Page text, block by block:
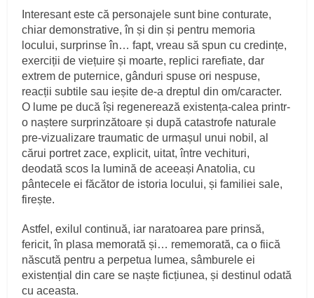
Interesant este că personajele sunt bine conturate,
chiar demonstrative, în și din și pentru memoria
locului, surprinse în… fapt, vreau să spun cu credințe,
exerciții de viețuire și moarte, replici rarefiate, dar
extrem de puternice, gânduri spuse ori nespuse,
reacții subtile sau ieșite de-a dreptul din om/caracter.
O lume pe ducă își regenerează existența-calea printr-
o naștere surprinzătoare și după catastrofe naturale
pre-vizualizare traumatic de urmașul unui nobil, al
cărui portret zace, explicit, uitat, între vechituri,
deodată scos la lumină de aceeași Anatolia, cu
pântecele ei făcător de istoria locului, și familiei sale,
firește.
Astfel, exilul continuă, iar naratoarea pare prinsă,
fericit, în plasa memorată și… rememorată, ca o fiică
născută pentru a perpetua lumea, sâmburele ei
existențial din care se naște ficțiunea, și destinul odată
cu aceasta.